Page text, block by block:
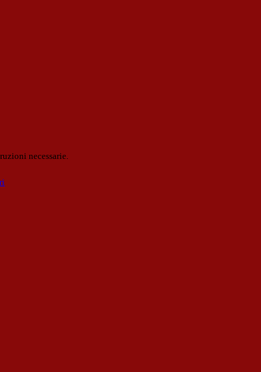
necessarie.